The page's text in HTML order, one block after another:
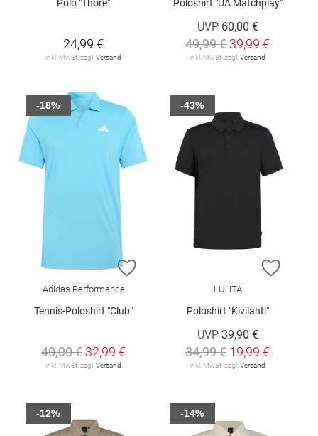
Polo "Thore"
24,99 €
inkl. MwSt. zzgl.Versand
Poloshirt "UA Matchplay"
UVP 60,00 €
49,99 € 39,99 €
inkl. MwSt. zzgl.Versand
ZUR WUNSCHLISTE HINZUFÜGEN
Adidas Performance
Tennis-Poloshirt "Club"
40,00 € 32,99 €
inkl. MwSt. zzgl. Versand
-18%
ZUR
LUHTA
Poloshirt "Kivilahti"
UVP 39,90 €
34,99 € 19,99 €
inkl. MwSt. zzgl. Versand
-43%
-12% -14%